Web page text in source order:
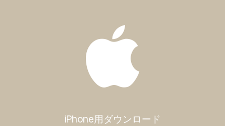
iPhone用ダウンロード